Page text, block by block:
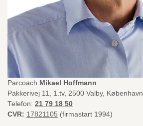
Parcoach Mikael Hoffmann
Pakkerivej 11, 1.tv, 2500 Valby, København
Telefon: 21 79 18 50
CVR: 17821105 (firmastart 1994)